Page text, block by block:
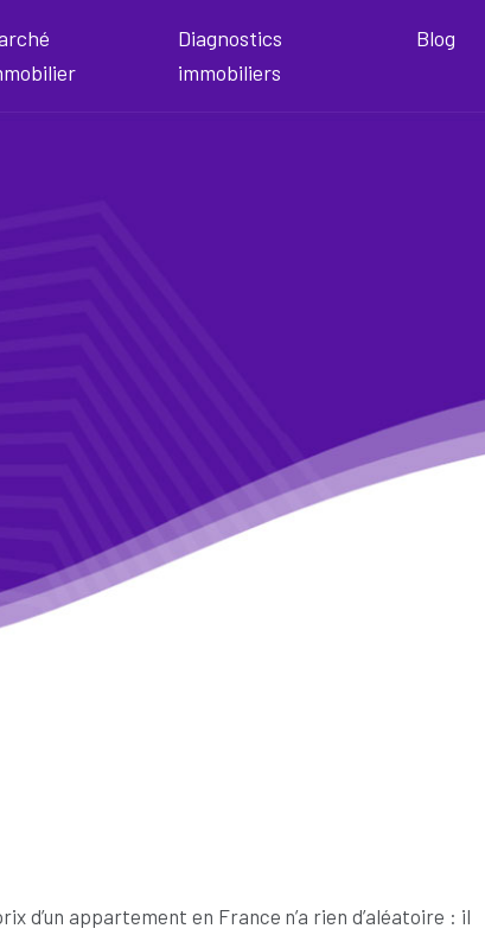
Diagnostics
immobiliers
Blog
d’un appartement en France n’a rien d’aléatoire : il